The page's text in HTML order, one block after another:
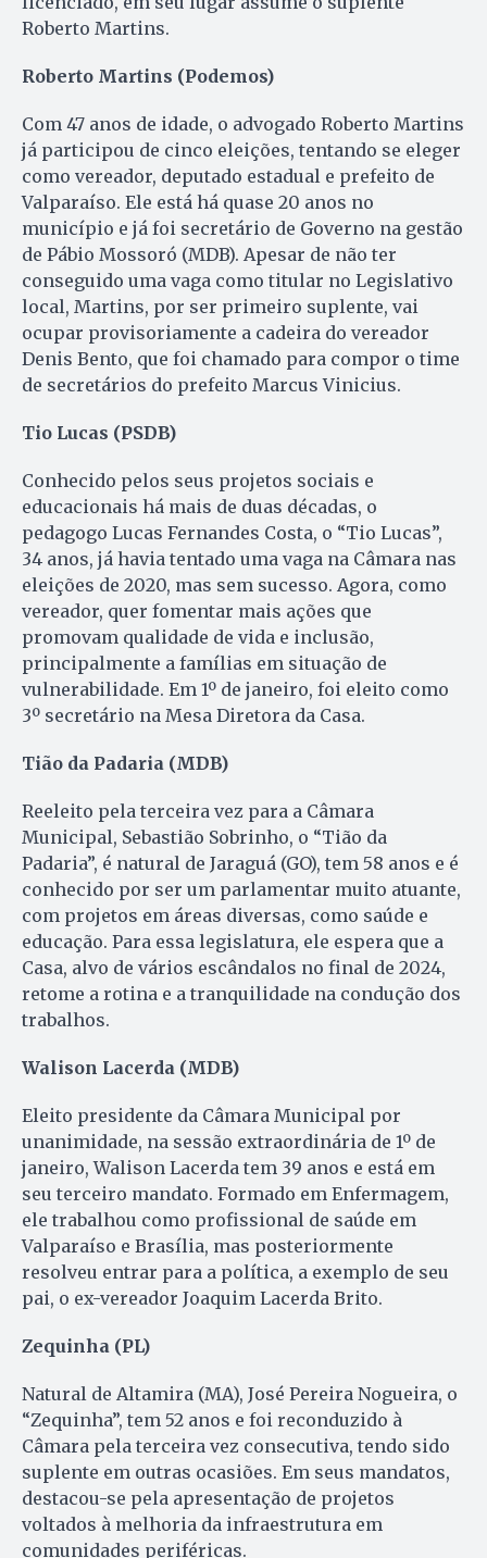
Roberto Martins.
Roberto Martins (Podemos)
Com 47 anos de idade, o advogado Roberto Martins
já participou de cinco eleições, tentando se eleger
como vereador, deputado estadual e prefeito de
Valparaíso. Ele está há quase 20 anos no
município e já foi secretário de Governo na gestão
de Pábio Mossoró (MDB). Apesar de não ter
conseguido uma vaga como titular no Legislativo
local, Martins, por ser primeiro suplente, vai
ocupar provisoriamente a cadeira do vereador
Denis Bento, que foi chamado para compor o time
de secretários do prefeito Marcus Vinicius.
Tio Lucas (PSDB)
Conhecido pelos seus projetos sociais e
educacionais há mais de duas décadas, o
pedagogo Lucas Fernandes Costa, o “Tio Lucas”,
34 anos, já havia tentado uma vaga na Câmara nas
eleições de 2020, mas sem sucesso. Agora, como
vereador, quer fomentar mais ações que
promovam qualidade de vida e inclusão,
principalmente a famílias em situação de
vulnerabilidade. Em 1º de janeiro, foi eleito como
3º secretário na Mesa Diretora da Casa.
Tião da Padaria (MDB)
Reeleito pela terceira vez para a Câmara
Municipal, Sebastião Sobrinho, o “Tião da
Padaria”, é natural de Jaraguá (GO), tem 58 anos e é
conhecido por ser um parlamentar muito atuante,
com projetos em áreas diversas, como saúde e
educação. Para essa legislatura, ele espera que a
Casa, alvo de vários escândalos no final de 2024,
retome a rotina e a tranquilidade na condução dos
trabalhos.
Walison Lacerda (MDB)
Eleito presidente da Câmara Municipal por
unanimidade, na sessão extraordinária de 1º de
janeiro, Walison Lacerda tem 39 anos e está em
seu terceiro mandato. Formado em Enfermagem,
ele trabalhou como profissional de saúde em
Valparaíso e Brasília, mas posteriormente
resolveu entrar para a política, a exemplo de seu
pai, o ex-vereador Joaquim Lacerda Brito.
Zequinha (PL)
Natural de Altamira (MA), José Pereira Nogueira, o
“Zequinha”, tem 52 anos e foi reconduzido à
Câmara pela terceira vez consecutiva, tendo sido
suplente em outras ocasiões. Em seus mandatos,
destacou-se pela apresentação de projetos
voltados à melhoria da infraestrutura em
comunidades periféricas.